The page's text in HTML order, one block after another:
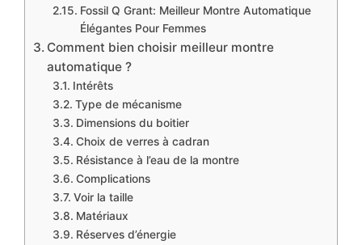
​Fossil Q Grant: Meilleur Montre Automatique
Élégantes Pour Femmes
Comment bien choisir meilleur montre
automatique ?
Intérêts
Type de mécanisme
Dimensions du boitier
Choix de verres à cadran
Résistance à l’eau de la montre
Complications
Voir la taille
Matériaux
Réserves d’énergie